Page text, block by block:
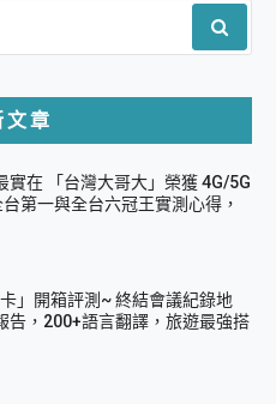
文章
實在 「台灣大哥大」榮獲 4G/5G
第一與全台六冠王實測心得，
卡」開箱評測~ 終結會議紀錄地
告，200+語言翻譯，旅遊最強搭